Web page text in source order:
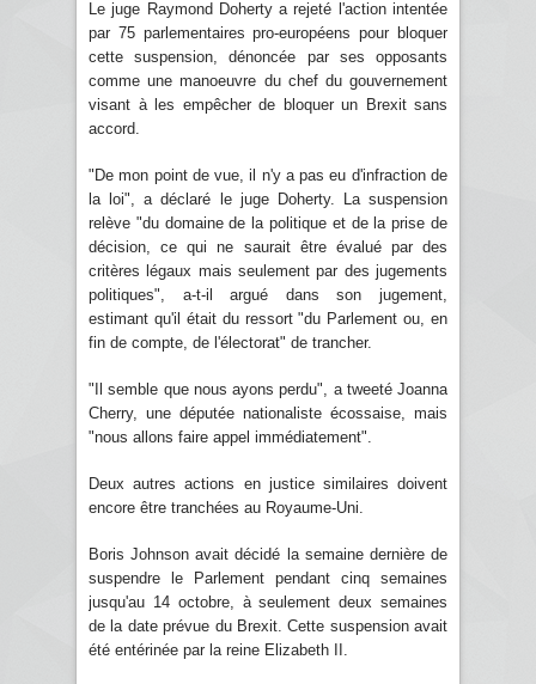
Le juge Raymond Doherty a rejeté l'action intentée
par 75 parlementaires pro-européens pour bloquer
cette suspension, dénoncée par ses opposants
comme une manoeuvre du chef du gouvernement
visant à les empêcher de bloquer un Brexit sans
accord.
"De mon point de vue, il n'y a pas eu d'infraction de
la loi", a déclaré le juge Doherty. La suspension
relève "du domaine de la politique et de la prise de
décision, ce qui ne saurait être évalué par des
critères légaux mais seulement par des jugements
politiques", a-t-il argué dans son jugement,
estimant qu'il était du ressort "du Parlement ou, en
fin de compte, de l'électorat" de trancher.
"Il semble que nous ayons perdu", a tweeté Joanna
Cherry, une députée nationaliste écossaise, mais
"nous allons faire appel immédiatement".
Deux autres actions en justice similaires doivent
encore être tranchées au Royaume-Uni.
Boris Johnson avait décidé la semaine dernière de
suspendre le Parlement pendant cinq semaines
jusqu'au 14 octobre, à seulement deux semaines
de la date prévue du Brexit. Cette suspension avait
été entérinée par la reine Elizabeth II.